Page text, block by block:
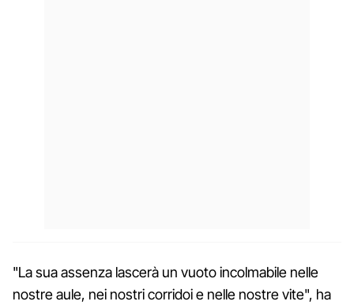
"La sua assenza lascerà un vuoto incolmabile nelle
nostre aule, nei nostri corridoi e nelle nostre vite", ha